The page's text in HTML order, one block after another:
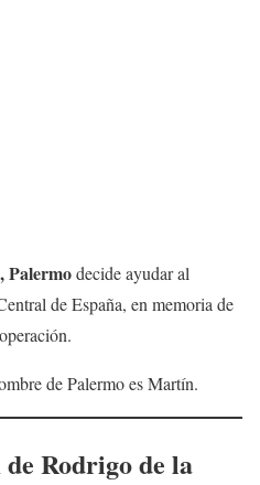
Palermodecide ayudar al
de España, en memoria de
de Palermo es Martín.
Rodrigo de la